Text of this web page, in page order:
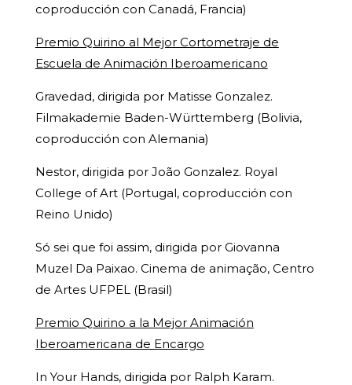
coproducción con Canadá, Francia)
Premio Quirino al Mejor Cortometraje de
Escuela de Animación Iberoamericano
Gravedad, dirigida por Matisse Gonzalez.
Filmakademie Baden-Württemberg (Bolivia,
coproducción con Alemania)
Nestor, dirigida por João Gonzalez. Royal
College of Art (Portugal, coproducción con
Reino Unido)
Só sei que foi assim, dirigida por Giovanna
Muzel Da Paixao. Cinema de animação, Centro
de Artes UFPEL (Brasil)
Premio Quirino a la Mejor Animación
Iberoamericana de Encargo
In Your Hands, dirigida por Ralph Karam.